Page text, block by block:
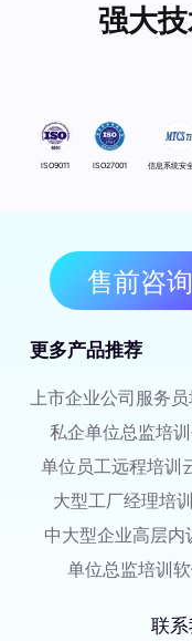
强大
ISO9011 ISO27001 信息系统安
售前咨
更多产品推荐
上市企业公司服务员
私企单位总监培
单位员工远程培训
大型工厂经理培
中大型企业高层内
单位总监培训
联